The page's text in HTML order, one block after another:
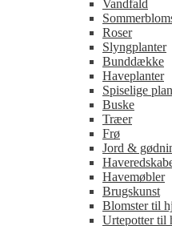
Vandfald
Roser
Slyngplanter
Bunddække
Haveplanter
Spiselige
Buske
Træer
Frø
Jord &
Havemøbler
Brugskunst
Blomster til
Urtepotter til